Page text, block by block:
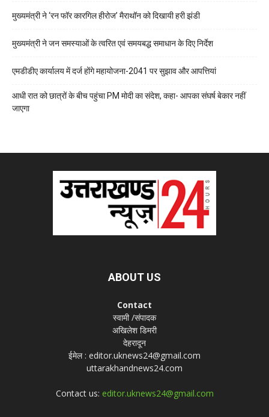
मुख्यमंत्री ने ‘रन फॉर कारगिल हीरोज’ मैराथॉन को दिखायी हरी झंडी
मुख्यमंत्री ने जन समस्याओं के त्वरित एवं समयबद्ध समाधान के दिए निर्देश
एमडीडीए कार्यालय में दर्ज होंगे महायोजना-2041 पर सुझाव और आपत्तियां
आधी रात को छात्रों के बीच पहुंचा PM मोदी का संदेश, कहा- आपका संघर्ष बेकार नहीं
जाएगा
ABOUT US
Contact
स्वामी /संपादक
अखिलेश डिमरी
देहरादून
ईमेल : editor.uknews24@gmail.com
uttarakhandnews24.com
Contact us: editor.uknews24@gmail.com